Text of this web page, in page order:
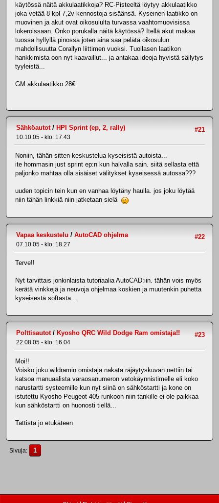
käytössä näitä akkulaatikkoja? RC-Pisteeltä löytyy akkulaatikko
joka vetää 8 kpl 7,2v kennostoja sisäänsä. Kyseinen laatikko on
muovinen ja akut ovat oikosululta turvassa vaahtomuovisissa
lokeroissaan. Onko porukalla näitä käytössä? Itellä akut makaa
tuossa hyllyllä pinossa joten aina saa pelätä oikosulun
mahdollisuutta Corallyn liittimen vuoksi. Tuollasen laatikon
hankkimista oon nyt kaavaillut... ja antakaa ideoja hyvistä säilytys
tyyleistä...
GM akkulaatikko 28€
#21
Sähköautot/ HPI Sprint (ep, 2, rally)
10.10.05 - klo: 17.43
Noniin, tähän sitten keskustelua kyseisistä autoista...
ite hommasin just sprint ep:n kun halvalla sain. siitä sellasta että
paljonko mahtaa olla sisäiset välitykset kyseisessä autossa???
uuden topicin tein kun en vanhaa löytäny haulla. jos joku löytää
niin tähän linkkiä niin jatketaan sielä
#22
Vapaa keskustelu / AutoCAD ohjelma
07.10.05 - klo: 18.27
Terve!!
Nyt tarvittais jonkinlaista tutoriaalia AutoCAD:iin. tähän vois myös
kerätä vinkkejä ja neuvoja ohjelmaa koskien ja muutenkin puhetta
kyseisestä softasta...
#23
Polttisautot/ Kyosho QRC Wild Dodge Ram omistaja!!
22.08.05 - klo: 16.04
Moi!!
Voisko joku wildramin omistaja nakata räjäytyskuvan nettiin tai
katsoa manuaalista varaosanumeron vetokäynnistimelle eli koko
narustartti systeemille kun nyt siinä on sähköstartti ja kone on
istutettu Kyosho Peugeot 405 runkoon niin tankille ei ole paikkaa
kun sähköstartti on huonosti tiellä...
Tattista jo etukäteen
Sivuja 1